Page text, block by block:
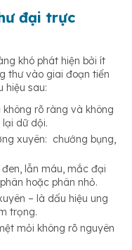
đại trực
khó phát hiện bởi ít
thư vào giai đoạn tiến
hiệu sau:
rõ ràng và không
dữ dội.
xuyên: chướng bụng,
lẫn máu, mắc đại
hoặc phân nhỏ.
– là dấu hiệu ung
trọng.
mỏi không rõ nguyên